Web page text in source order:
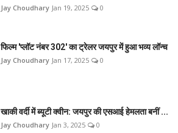
Jay Choudhary Jan 19, 2025 0
फिल्म 'प्लॉट नंबर 302' का ट्रेलर जयपुर में हुआ भव्य लॉन्च
Jay Choudhary Jan 17, 2025 0
खाकी वर्दी में ब्यूटी क्वीन: जयपुर की एसआई हेमलता बनीं ...
Jay Choudhary Jan 3, 2025 0